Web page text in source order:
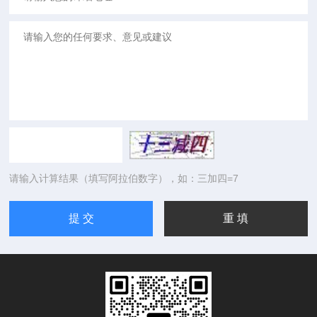
请输入计算结果（填写阿拉伯数字），如：三加四=7